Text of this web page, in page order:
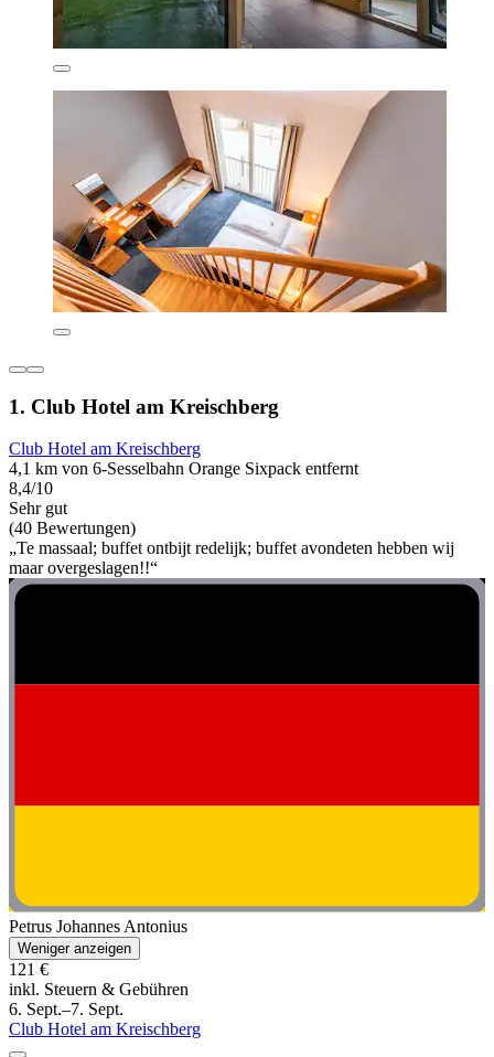
1. Club Hotel am Kreischberg
Club Hotel am Kreischberg
4,1 km von 6-Sesselbahn Orange Sixpack entfernt
8,4/10
Sehr gut
(40 Bewertungen)
„Te massaal; buffet ontbijt redelijk; buffet avondeten hebben wij
maar overgeslagen!!“
Petrus Johannes Antonius
Weniger anzeigen
121 €
inkl. Steuern & Gebühren
6. Sept.–7. Sept.
Club Hotel am Kreischberg